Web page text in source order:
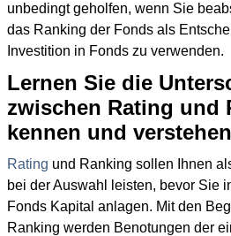
unbedingt geholfen, wenn Sie
das Ranking der Fonds als
Investition in Fonds zu verwenden.
Lernen Sie die
zwischen Rating und
kennen und verstehen
Rating und Ranking sollen Ihnen
bei der Auswahl leisten, bevor Sie
Fonds Kapital anlagen. Mit den
Ranking werden Benotungen der